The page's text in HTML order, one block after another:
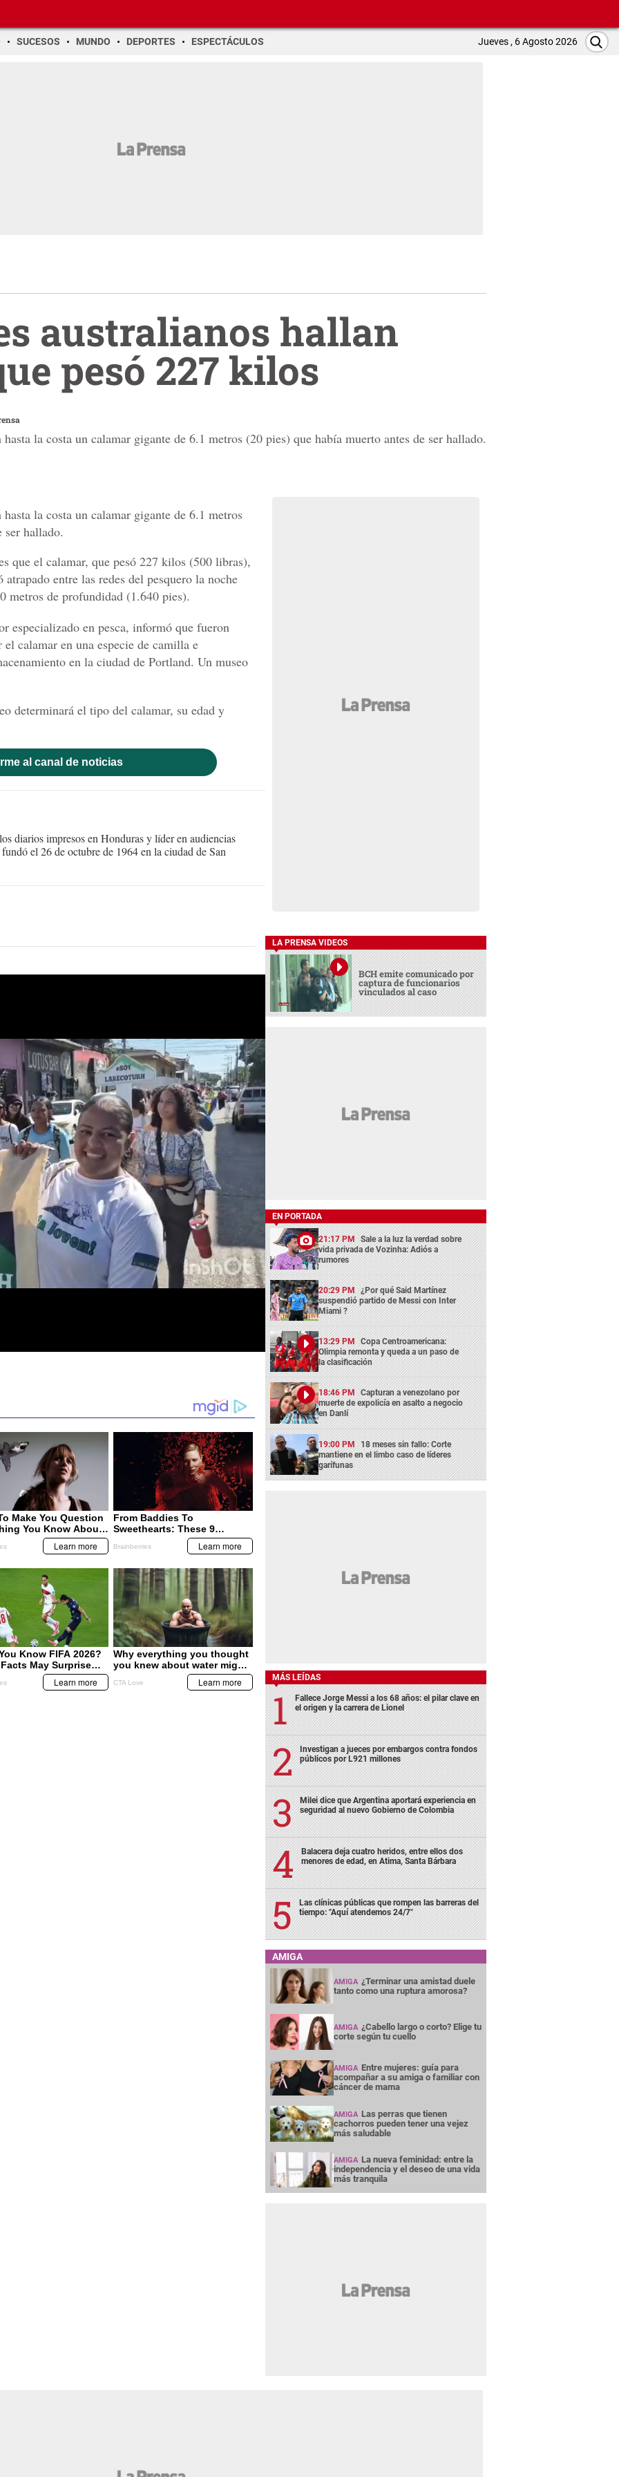
SUCESOS MUNDO DEPORTES ESPECTÁCULOS Jueves , 6 Agosto 2026
australianos hallan
pesó 227 kilos
la costa un calamar gigante de 6.1 metros (20 pies) que había muerto antes de ser hallado.
la costa un calamar gigante de 6.1 metros
ser hallado.
que el calamar, que pesó 227 kilos (500 libras),
entre las redes del pesquero la noche
metros de profundidad (1.640 pies).
especializado en pesca, informó que fueron
calamar en una especie de camilla e
en la ciudad de Portland. Un museo
determinará el tipo del calamar, su edad y
al canal de noticias
diarios impresos en Honduras y líder en audiencias
el 26 de octubre de 1964 en la ciudad de San
LA PRENSA VIDEOS
BCH emite comunicado por
captura de funcionarios
vinculados al caso
EN PORTADA
21:17 PM Sale a la luz la verdad sobre
vida privada de Vozinha: Adiós a
rumores
20:29 PM ¿Por qué Said Martínez
suspendió partido de Messi con Inter
Miami ?
13:29 PM Copa Centroamericana:
Olimpia remonta y queda a un paso de
la clasificación
18:46 PM Capturan a venezolano por
muerte de expolicía en asalto a negocio
en Danlí
19:00 PM 18 meses sin fallo: Corte
mantiene en el limbo caso de líderes
garífunas
MÁS LEÍDAS
Fallece Jorge Messi a los 68 años: el pilar clave en
el origen y la carrera de Lionel
Investigan a jueces por embargos contra fondos
públicos por L921 millones
Milei dice que Argentina aportará experiencia en
seguridad al nuevo Gobierno de Colombia
Balacera deja cuatro heridos, entre ellos dos
menores de edad, en Atima, Santa Bárbara
Las clínicas públicas que rompen las barreras del
tiempo: "Aquí atendemos 24/7"
AMIGA
AMIGA ¿Terminar una amistad duele
tanto como una ruptura amorosa?
AMIGA ¿Cabello largo o corto? Elige tu
corte según tu cuello
AMIGA Entre mujeres: guía para
acompañar a su amiga o familiar con
cáncer de mama
AMIGA Las perras que tienen
cachorros pueden tener una vejez
más saludable
AMIGA La nueva feminidad: entre la
independencia y el deseo de una vida
más tranquila